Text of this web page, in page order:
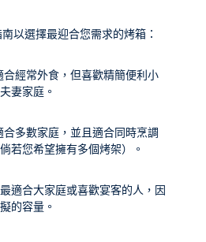
以選擇最迎合您需求的烤箱：
合經常外食，但喜歡精簡便利小
妻家庭。
合多數家庭，並且適合同時烹調
若您希望擁有多個烤架）。
適合大家庭或喜歡宴客的人，因
的容量。